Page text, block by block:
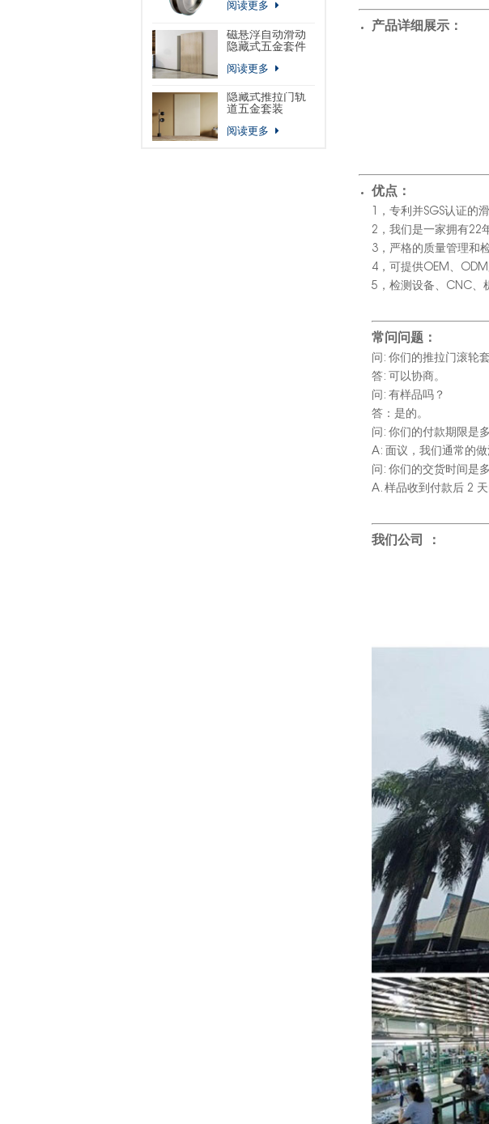
阅读更多
磁悬浮自动滑动
隐藏式五金套件
阅读更多
隐藏式推拉门轨
道五金套装
阅读更多
产品详细展示：
优点：
1，专利并SGS认证的
2，我们是一家拥有22
3，严格的质量管理和
4，可提供OEM、ODM
5，检测设备、CNC、
常问问题：
问: 你们的推拉门滚轮
答: 可以协商。
问: 有样品吗？
答：是的。
问: 你们的付款期限是
A: 面议，我们通常的
问: 你们的交货时间是
A. 样品收到付款后 2
我们公司 ：